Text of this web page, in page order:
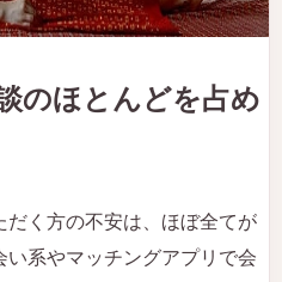
のほとんどを占め
く方の不安は、ほぼ全てが
系やマッチングアプリで会